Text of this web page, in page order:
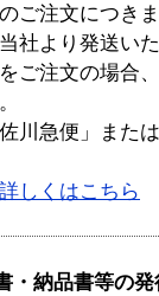
ご注文につき
社より発送い
ご注文の場合
川急便」また
しくはこちら
・納品書等の